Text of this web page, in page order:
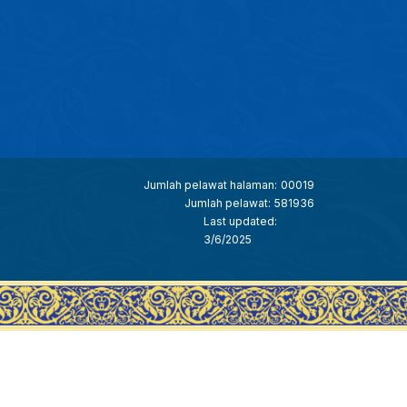
Jumlah pelawat halaman: 00019
Jumlah pelawat: 581936
Last updated:
3/6/2025